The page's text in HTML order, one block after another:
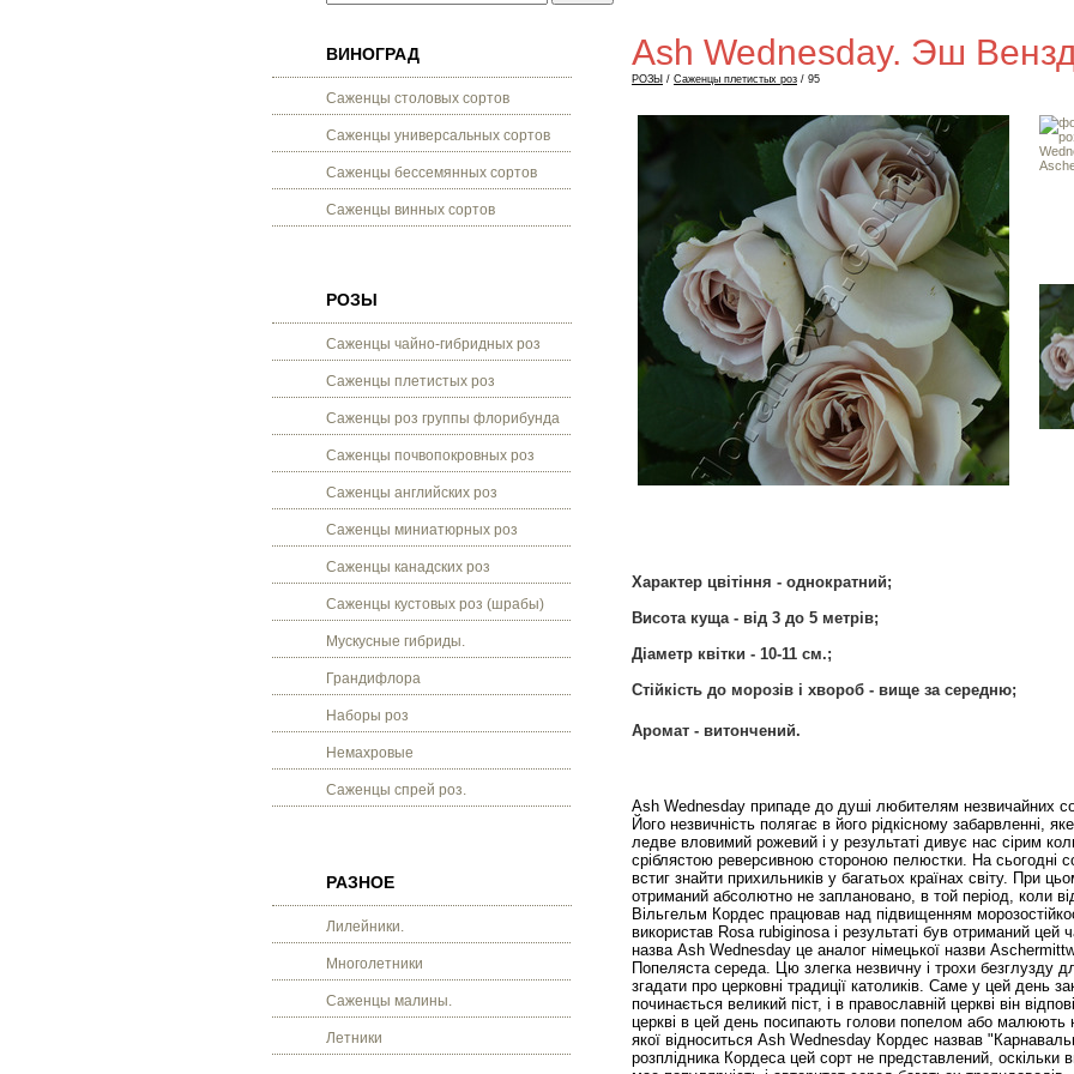
ВИНОГРАД
Саженцы столовых сортов
Саженцы универсальных сортов
Саженцы бессемянных сортов
Саженцы винных сортов
РОЗЫ
Саженцы чайно-гибридных роз
Саженцы плетистых роз
Саженцы роз группы флорибунда
Саженцы почвопокровных роз
Саженцы английских роз
Саженцы миниатюрных роз
Саженцы канадских роз
Саженцы кустовых роз (шрабы)
Мускусные гибриды.
Грандифлора
Наборы роз
Немахровые
Саженцы спрей роз.
РАЗНОЕ
Лилейники.
Многолетники
Саженцы малины.
Летники
Ash Wednesday. Эш
РОЗЫ / Саженцы плетистых роз / 95
Характер цвітіння - однократний;
Висота куща - від 3 до 5 метрів;
Діаметр квітки - 10-11 см.;
Стійкість до морозів і хвороб - вище за середню;
Аромат - витончений.
Ash Wednesday припаде до душі любителям незвичайних
Його незвичність полягає в його рідкісному забарвленні,
ледве вловимий рожевий і у результаті дивує нас сірим
сріблястою реверсивною стороною пелюстки. На сьогодні
встиг знайти прихильників у багатьох країнах світу. При
отриманий абсолютно не заплановано, в той період, коли
Вільгельм Кордес працював над підвищенням
використав Rosa rubiginosa і результаті був отриманий цей
назва Ash Wednesday це аналог німецької назви
Попеляста середа. Цю злегка незвичну і трохи безглузду
згадати про церковні традиції католиків. Саме у цей день
починається великий піст, і в православній церкві він
церкві в цей день посипають голови попелом або малюють
якої відноситься Ash Wednesday Кордес назвав
розплідника Кордеса цей сорт не представлений, оскільки